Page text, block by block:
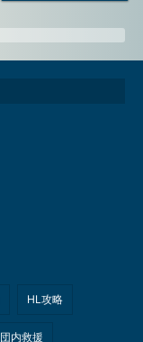
投
HL攻略
団内救援